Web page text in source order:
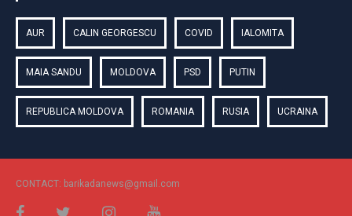
AUR CALIN GEORGESCU COVID IALOMITA
MAIA SANDU MOLDOVA PSD PUTIN
REPUBLICA MOLDOVA ROMANIA RUSIA UCRAINA
CONTACT: barikadanews@gmail.com